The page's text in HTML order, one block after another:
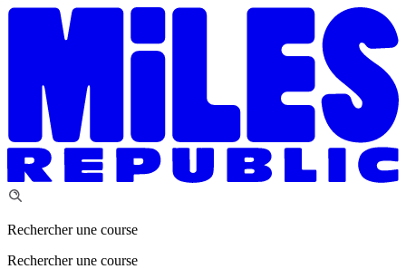
Rechercher une course
Rechercher une course